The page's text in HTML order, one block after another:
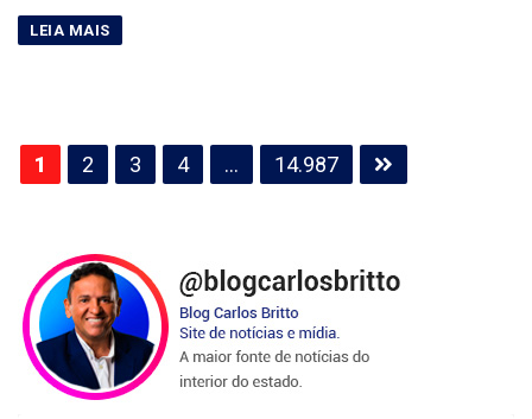
Paginação
de
1 2 3 4 … 14.987